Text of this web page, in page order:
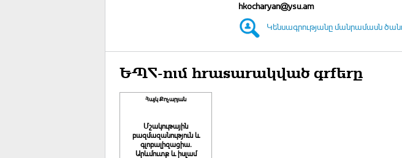
hkocharyan@ysu.am
Կենսագրությանը մանրամասն
ԵՊՀ-ում հրատարակված գրքերը
Հայկ Քոչարյան
Մշակութային
բազմազանություն և
գլոբալիզացիա.
Արևմուտք և իսլամ